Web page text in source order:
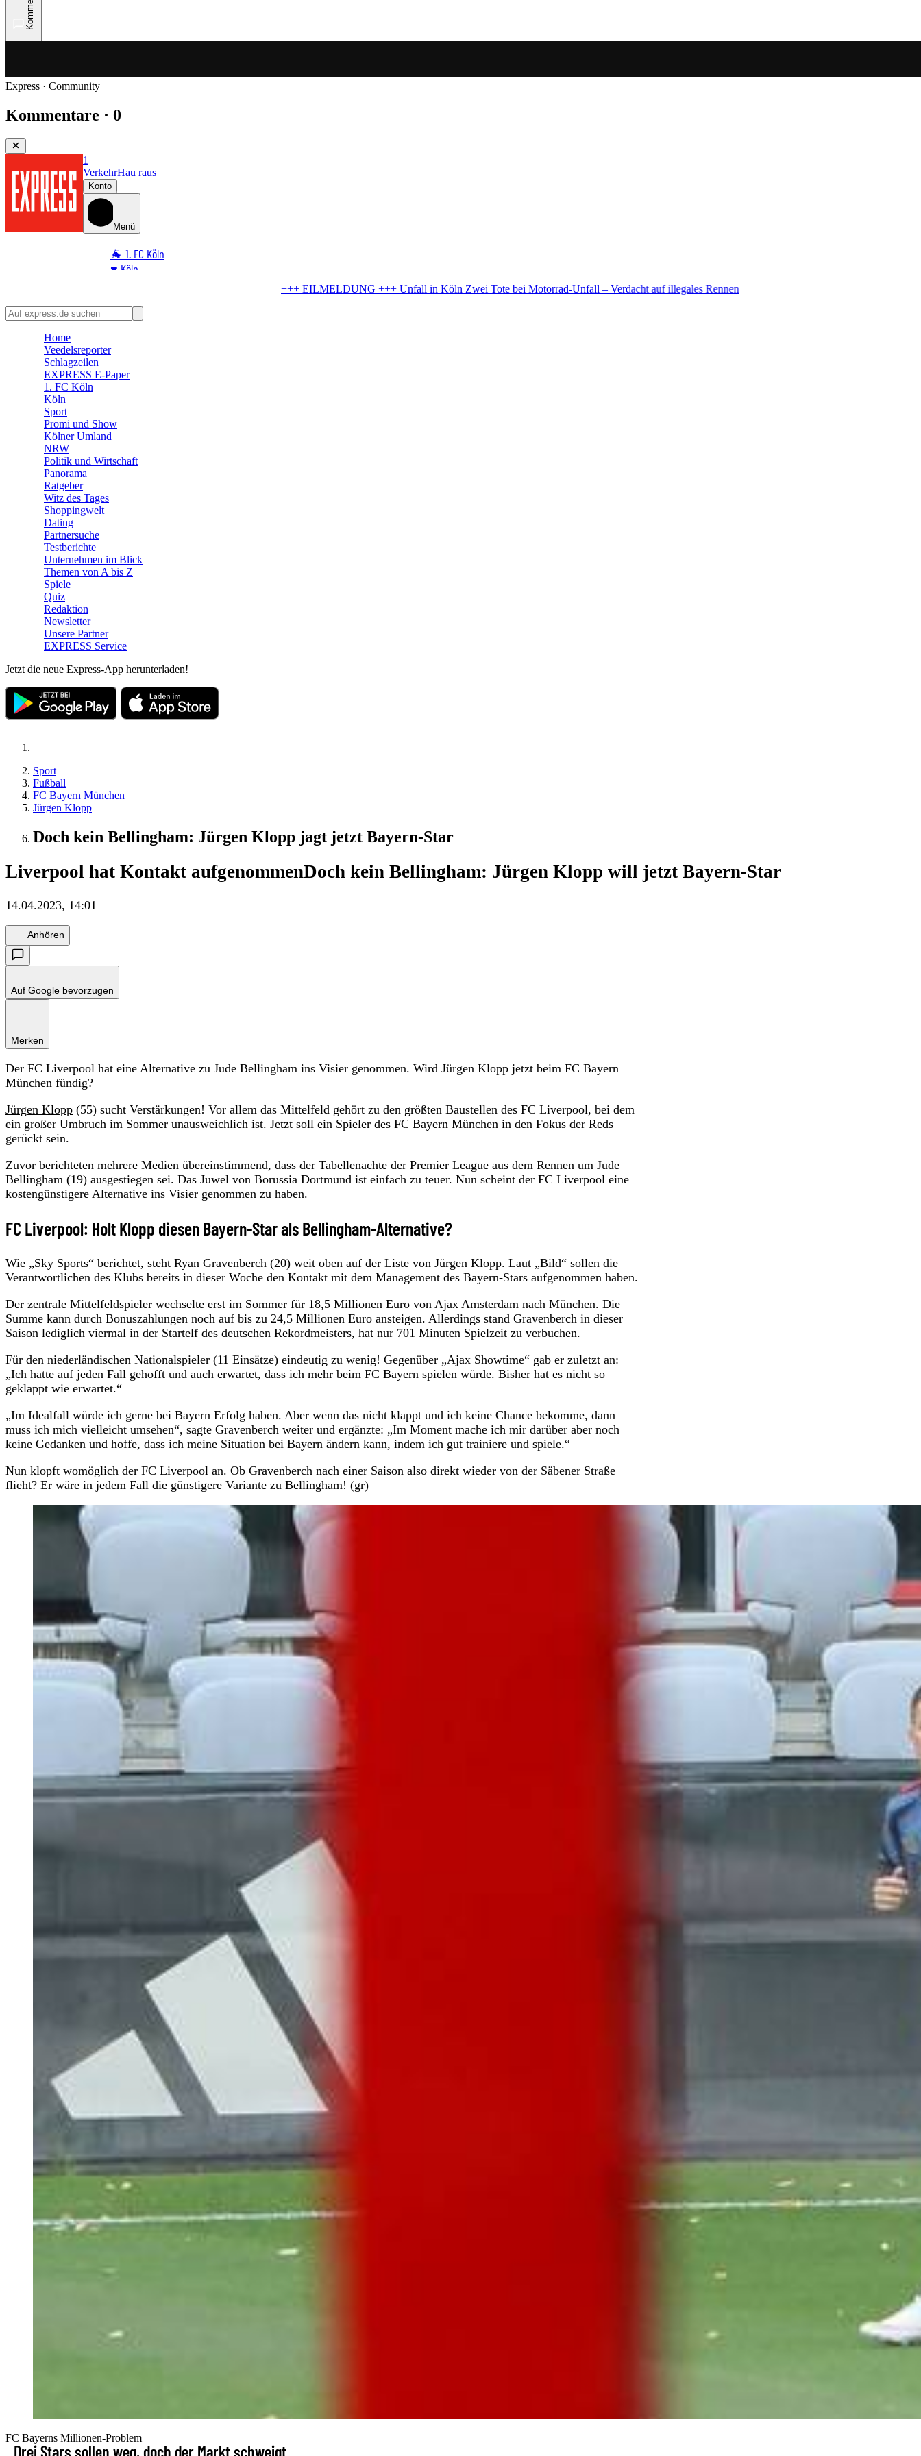
Express · Community
Kommentare · 0
1
VerkehrHau raus
Konto
Menü
🐐 1. FC Köln
♥️ Köln
🏆 Sport
🛒 Shoppingwelt
Unfall in KölnZwei Tote bei Motorrad-Unfall – Verdacht auf illegales Rennen
Home
Veedelsreporter
Schlagzeilen
EXPRESS E-Paper
1. FC Köln
Köln
Sport
Promi und Show
Kölner Umland
NRW
Politik und Wirtschaft
Panorama
Ratgeber
Witz des Tages
Shoppingwelt
Dating
Partnersuche
Testberichte
Unternehmen im Blick
Themen von A bis Z
Spiele
Quiz
Redaktion
Newsletter
Unsere Partner
EXPRESS Service
Jetzt die neue Express-App herunterladen!
Sport
Fußball
FC Bayern München
Jürgen Klopp
Doch kein Bellingham: Jürgen Klopp jagt jetzt Bayern-Star
Liverpool hat Kontakt aufgenommenDoch kein Bellingham: Jürgen Klopp will jetzt Bayern-Star
14.04.2023, 14:01
Anhören
Auf Google bevorzugen
Merken
Der FC Liverpool hat eine Alternative zu Jude Bellingham ins Visier genommen. Wird Jürgen Klopp jetzt beim FC Bayern
München fündig?
Jürgen Klopp (55) sucht Verstärkungen! Vor allem das Mittelfeld gehört zu den größten Baustellen des FC Liverpool, bei dem
ein großer Umbruch im Sommer unausweichlich ist. Jetzt soll ein Spieler des FC Bayern München in den Fokus der Reds
gerückt sein.
Zuvor berichteten mehrere Medien übereinstimmend, dass der Tabellenachte der Premier League aus dem Rennen um Jude
Bellingham (19) ausgestiegen sei. Das Juwel von Borussia Dortmund ist einfach zu teuer. Nun scheint der FC Liverpool eine
kostengünstigere Alternative ins Visier genommen zu haben.
FC Liverpool: Holt Klopp diesen Bayern-Star als Bellingham-Alternative?
Wie „Sky Sports“ berichtet, steht Ryan Gravenberch (20) weit oben auf der Liste von Jürgen Klopp. Laut „Bild“ sollen die
Verantwortlichen des Klubs bereits in dieser Woche den Kontakt mit dem Management des Bayern-Stars aufgenommen haben.
Der zentrale Mittelfeldspieler wechselte erst im Sommer für 18,5 Millionen Euro von Ajax Amsterdam nach München. Die
Summe kann durch Bonuszahlungen noch auf bis zu 24,5 Millionen Euro ansteigen. Allerdings stand Gravenberch in dieser
Saison lediglich viermal in der Startelf des deutschen Rekordmeisters, hat nur 701 Minuten Spielzeit zu verbuchen.
Für den niederländischen Nationalspieler (11 Einsätze) eindeutig zu wenig! Gegenüber „Ajax Showtime“ gab er zuletzt an:
„Ich hatte auf jeden Fall gehofft und auch erwartet, dass ich mehr beim FC Bayern spielen würde. Bisher hat es nicht so
geklappt wie erwartet.“
„Im Idealfall würde ich gerne bei Bayern Erfolg haben. Aber wenn das nicht klappt und ich keine Chance bekomme, dann
muss ich mich vielleicht umsehen“, sagte Gravenberch weiter und ergänzte: „Im Moment mache ich mir darüber aber noch
keine Gedanken und hoffe, dass ich meine Situation bei Bayern ändern kann, indem ich gut trainiere und spiele.“
Nun klopft womöglich der FC Liverpool an. Ob Gravenberch nach einer Saison also direkt wieder von der Säbener Straße
flieht? Er wäre in jedem Fall die günstigere Variante zu Bellingham! (gr)
FC Bayerns Millionen-Problem
Drei Stars sollen weg, doch der Markt schweigt